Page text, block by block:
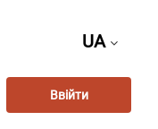
UA
Ввійти